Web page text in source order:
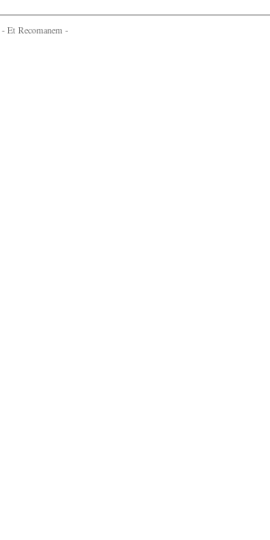
- Et Recomanem -